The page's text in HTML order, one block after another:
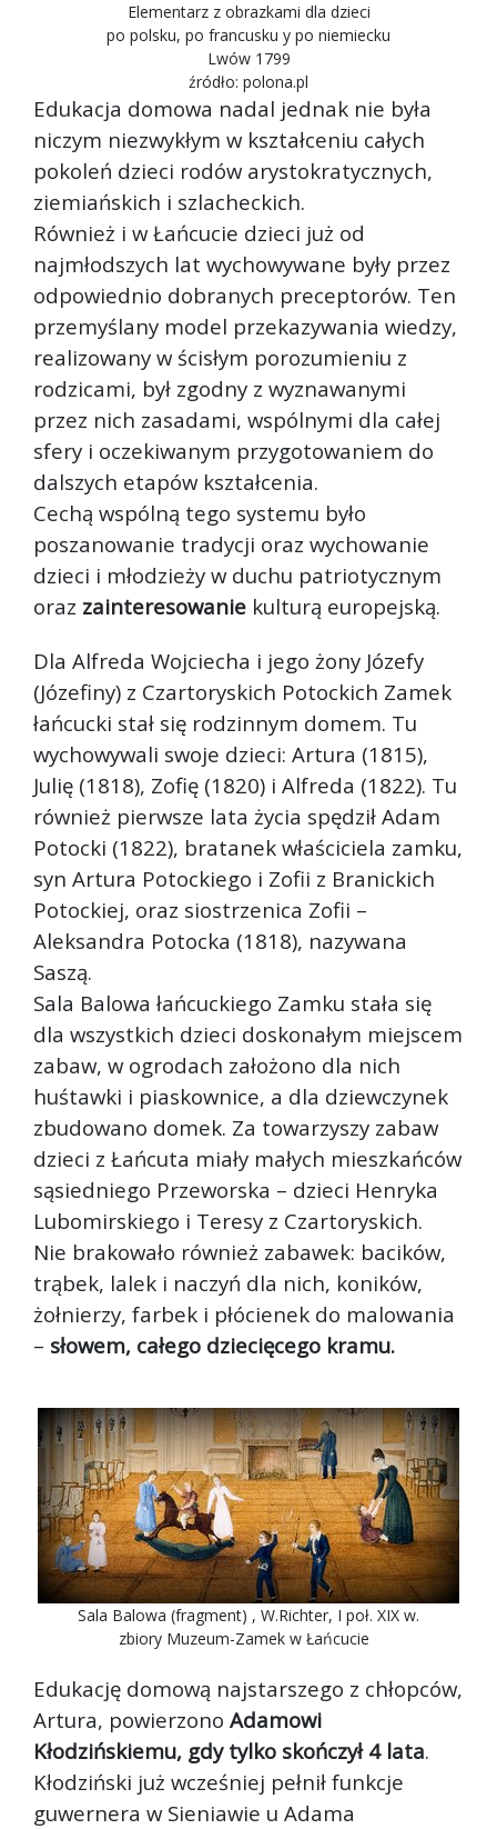
Elementarz z obrazkami dla dzieci
po polsku, po francusku y po niemiecku
Lwów 1799
źródło: polona.pl
Edukacja domowa nadal jednak nie była
niczym niezwykłym w kształceniu całych
pokoleń dzieci rodów arystokratycznych,
ziemiańskich i szlacheckich.
Również i w Łańcucie dzieci już od
najmłodszych lat wychowywane były przez
odpowiednio dobranych preceptorów. Ten
przemyślany model przekazywania wiedzy,
realizowany w ścisłym porozumieniu z
rodzicami, był zgodny z wyznawanymi
przez nich zasadami, wspólnymi dla całej
sfery i oczekiwanym przygotowaniem do
dalszych etapów kształcenia.
Cechą wspólną tego systemu było
poszanowanie tradycji oraz wychowanie
dzieci i młodzieży w duchu patriotycznym
oraz zainteresowanie kulturą europejską.
Dla Alfreda Wojciecha i jego żony Józefy
(Józefiny) z Czartoryskich Potockich Zamek
łańcucki stał się rodzinnym domem. Tu
wychowywali swoje dzieci: Artura (1815),
Julię (1818), Zofię (1820) i Alfreda (1822). Tu
również pierwsze lata życia spędził Adam
Potocki (1822), bratanek właściciela zamku,
syn Artura Potockiego i Zofii z Branickich
Potockiej, oraz siostrzenica Zofii –
Aleksandra Potocka (1818), nazywana
Saszą.
Sala Balowa łańcuckiego Zamku stała się
dla wszystkich dzieci doskonałym miejscem
zabaw, w ogrodach założono dla nich
huśtawki i piaskownice, a dla dziewczynek
zbudowano domek. Za towarzyszy zabaw
dzieci z Łańcuta miały małych mieszkańców
sąsiedniego Przeworska – dzieci Henryka
Lubomirskiego i Teresy z Czartoryskich.
Nie brakowało również zabawek: bacików,
trąbek, lalek i naczyń dla nich, koników,
żołnierzy, farbek i płócienek do malowania
– słowem, całego dziecięcego kramu.
Sala Balowa (fragment) , W.Richter, I poł. XIX w.
zbiory Muzeum-Zamek w Łańcucie
Edukację domową najstarszego z chłopców,
Artura, powierzono Adamowi
Kłodzińskiemu, gdy tylko skończył 4 lata.
Kłodziński już wcześniej pełnił funkcje
guwernera w Sieniawie u Adama